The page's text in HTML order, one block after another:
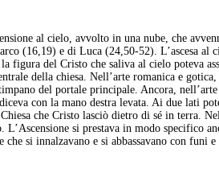
al cielo, avvolto in una nube, che
(16,19) e di Luca (24,50-52). L’ascesa al
del Cristo che saliva al cielo poteva
della chiesa. Nell’arte romanica e
del portale principale. Ancora,
con la mano destra levata. Ai due lati
che Cristo lasciò dietro di sé in terra.
si prestava in modo specifico
si innalzavano e si abbassavano con